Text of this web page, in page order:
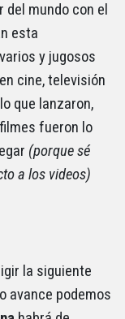
mundo con el
esta
y jugosos
cine, televisión
que lanzaron,
fueron lo
(porque sé
a los videos)
la siguiente
avance podemos